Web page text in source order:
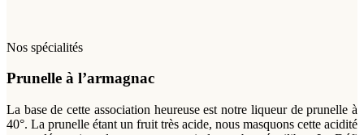
Nos spécialités
Prunelle à l’armagnac
La base de cette association heureuse est notre liqueur de prunelle à
40°. La prunelle étant un fruit très acide, nous masquons cette acidité